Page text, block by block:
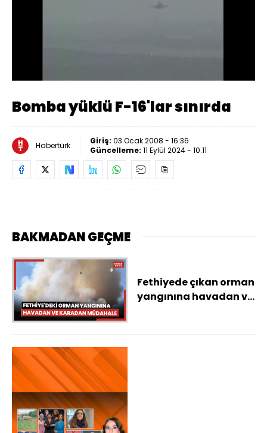
Aç
Hızı
Bomba yüklü F-16'lar sınırda
Habertürk Giriş: 03 Ocak 2008 - 16:36
Güncelleme: 11 Eylül 2024 - 10:11
BAKMADAN GEÇME
Fethiyede çıkan orman
yangınına havadan ve